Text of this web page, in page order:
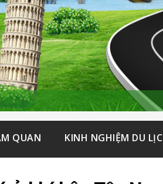
QUAN KINH NGHIỆM DU